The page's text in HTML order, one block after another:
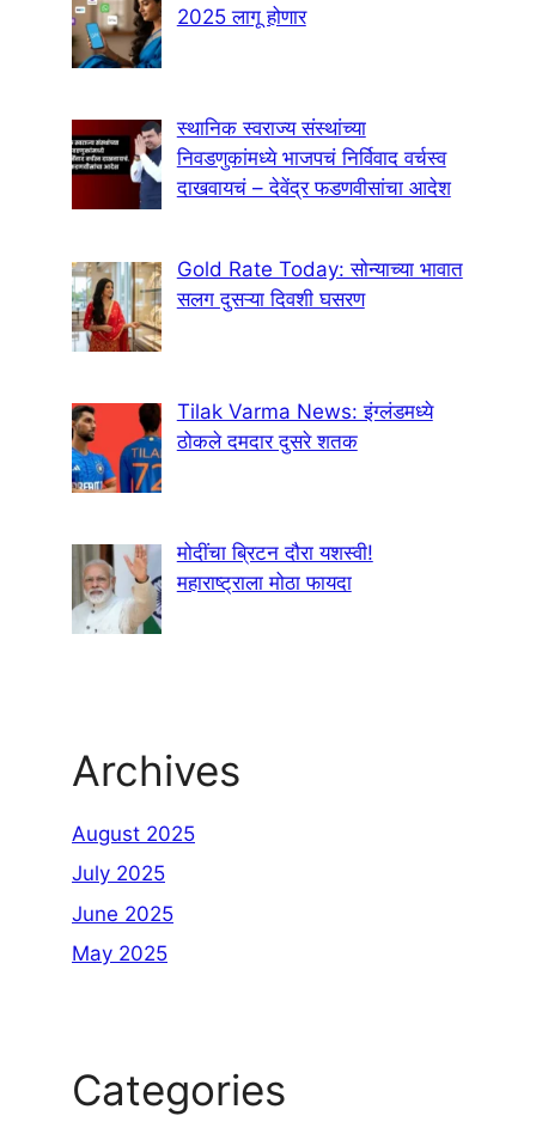
2025 लागू होणार
स्थानिक स्वराज्य संस्थांच्या
निवडणुकांमध्ये भाजपचं निर्विवाद वर्चस्व
दाखवायचं – देवेंद्र फडणवीसांचा आदेश
Gold Rate Today: सोन्याच्या भावात
सलग दुसऱ्या दिवशी घसरण
Tilak Varma News: इंग्लंडमध्ये
ठोकले दमदार दुसरे शतक
मोदींचा ब्रिटन दौरा यशस्वी!
महाराष्ट्राला मोठा फायदा
Archives
August 2025
July 2025
June 2025
May 2025
Categories